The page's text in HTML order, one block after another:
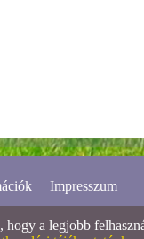
Impresszum
a legjobb